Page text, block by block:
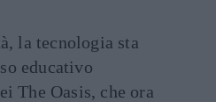
la tecnologia sta
educativo
The Oasis, che ora